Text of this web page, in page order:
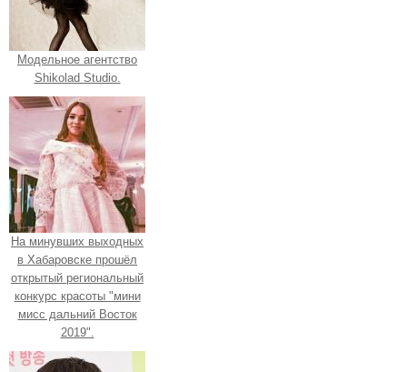
Модельное агентство
Shikolad Studio.
На минувших выходных
в Хабаровске прошёл
открытый региональный
конкурс красоты "мини
мисс дальний Восток
2019".